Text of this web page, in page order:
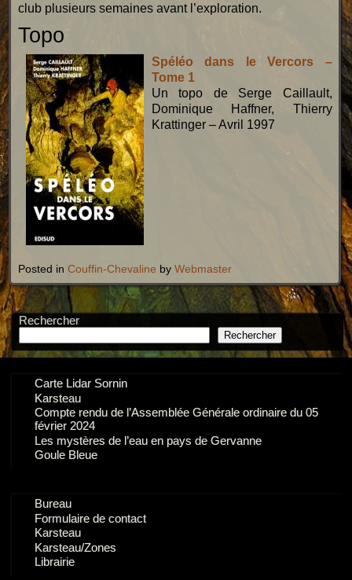
club plusieurs semaines avant l’exploration.
Topo
Spéléo dans le Vercors –
Tome 1
Un topo de Serge Caillault,
Dominique Haffner, Thierry
Krattinger – Avril 1997
Posted in Couffin-Chevaline by Webmaster
Rechercher
Rechercher
Carte Lidar Sornin
Karsteau
Compte rendu de l’Assemblée Générale ordinaire du 05
février 2024
Les mystères de l’eau en pays de Gervanne
Goule Bleue
Bureau
Formulaire de contact
Karsteau
Karsteau/Zones
Librairie